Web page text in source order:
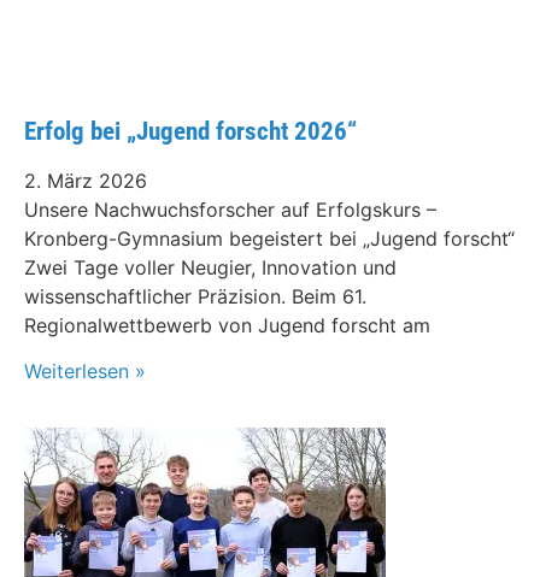
Erfolg bei „Jugend forscht 2026“
2. März 2026
Unsere Nachwuchsforscher auf Erfolgskurs –
Kronberg-Gymnasium begeistert bei „Jugend forscht“
Zwei Tage voller Neugier, Innovation und
wissenschaftlicher Präzision. Beim 61.
Regionalwettbewerb von Jugend forscht am
Weiterlesen »